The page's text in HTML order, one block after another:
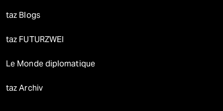
taz Blogs
taz FUTURZWEI
Le Monde diplomatique
taz Archiv